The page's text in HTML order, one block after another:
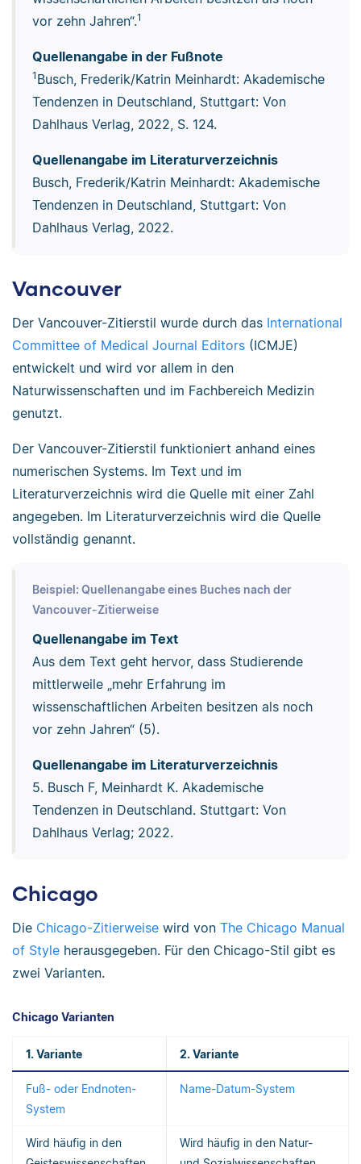
vor zehn Jahren“.1
Quellenangabe in der Fußnote
1 Busch, Frederik/Katrin Meinhardt: Akademische
Tendenzen in Deutschland, Stuttgart: Von
Dahlhaus Verlag, 2022, S. 124.
Quellenangabe im Literaturverzeichnis
Busch, Frederik/Katrin Meinhardt: Akademische
Tendenzen in Deutschland, Stuttgart: Von
Dahlhaus Verlag, 2022.
Vancouver
Der Vancouver-Zitierstil wurde durch das International
Committee of Medical Journal Editors (ICMJE)
entwickelt und wird vor allem in den
Naturwissenschaften und im Fachbereich Medizin
genutzt.
Der Vancouver-Zitierstil funktioniert anhand eines
numerischen Systems. Im Text und im
Literaturverzeichnis wird die Quelle mit einer Zahl
angegeben. Im Literaturverzeichnis wird die Quelle
vollständig genannt.
Beispiel: Quellenangabe eines Buches nach der
Vancouver-Zitierweise
Quellenangabe im Text
Aus dem Text geht hervor, dass Studierende
mittlerweile „mehr Erfahrung im
wissenschaftlichen Arbeiten besitzen als noch
vor zehn Jahren“ (5).
Quellenangabe im Literaturverzeichnis
5. Busch F, Meinhardt K. Akademische
Tendenzen in Deutschland. Stuttgart: Von
Dahlhaus Verlag; 2022.
Chicago
Die Chicago-Zitierweise wird von The Chicago Manual
of Style herausgegeben. Für den Chicago-Stil gibt es
zwei Varianten.
Chicago Varianten
1. Variante 2. Variante
Fuß- oder Endnoten-
System
Name-Datum-System
Wird häufig in den
Wird häufig in den Natur-